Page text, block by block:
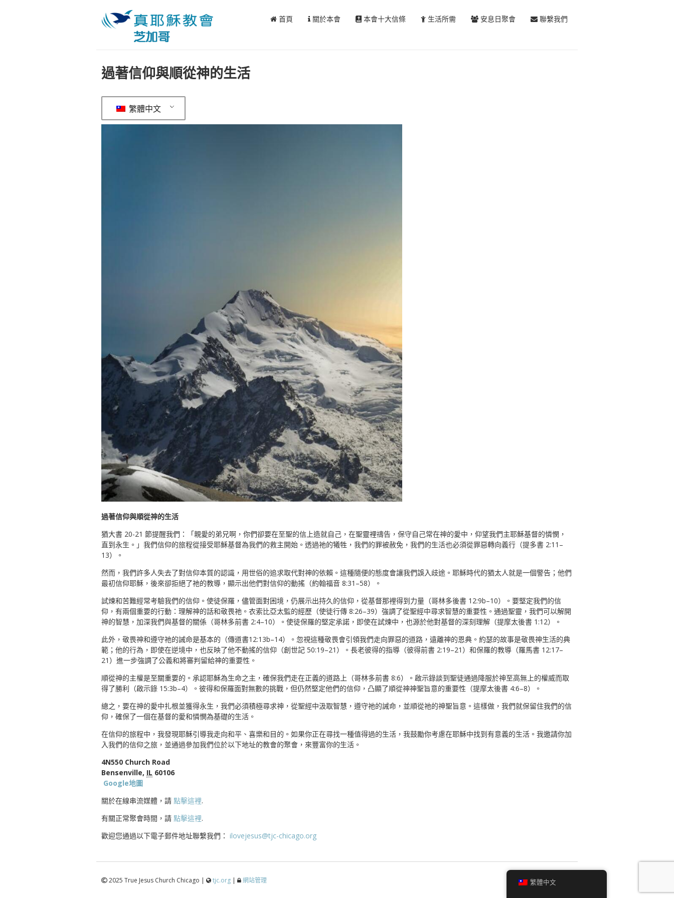
首頁 關於本會 本會十大信條 生活所需 安息日聚會 聯繫我們
過著信仰與順從神的生活
繁體中文
過著信仰與順從神的生活
猶大書 20-21 節提醒我們：「親愛的弟兄啊，你們卻要在至聖的信上造就自己，在聖靈裡禱告，保守自己常在神的愛中，仰望我們主耶穌基督的憐憫，
直到永生。」我們信仰的旅程從接受耶穌基督為我們的救主開始。透過祂的犧牲，我們的罪被赦免，我們的生活也必須從罪惡轉向義行（提多書 2:11–
13）。
然而，我們許多人失去了對信仰本質的認識，用世俗的追求取代對神的依賴。這種隨便的態度會讓我們誤入歧途。耶穌時代的猶太人就是一個警告；他們
最初信仰耶穌，後來卻拒絕了祂的教導，顯示出他們對信仰的動搖（約翰福音 8:31–58）。
試煉和苦難經常考驗我們的信仰。使徒保羅，儘管面對困境，仍展示出持久的信仰，從基督那裡得到力量（哥林多後書 12:9b–10）。要堅定我們的信
仰，有兩個重要的行動：理解神的話和敬畏祂。衣索比亞太監的經歷（使徒行傳 8:26–39）強調了從聖經中尋求智慧的重要性。通過聖靈，我們可以解開
神的智慧，加深我們與基督的關係（哥林多前書 2:4–10）。使徒保羅的堅定承諾，即使在試煉中，也源於他對基督的深刻理解（提摩太後書 1:12）。
此外，敬畏神和遵守祂的誡命是基本的（傳道書12:13b–14）。忽視這種敬畏會引領我們走向罪惡的道路，遠離神的恩典。約瑟的故事是敬畏神生活的典
範；他的行為，即使在逆境中，也反映了他不動搖的信仰（創世記 50:19–21）。長老彼得的指導（彼得前書 2:19–21）和保羅的教導（羅馬書 12:17–
21）進一步強調了公義和將審判留給神的重要性。
順從神的主權是至關重要的。承認耶穌為生命之主，確保我們走在正義的道路上（哥林多前書 8:6）。啟示錄談到聖徒通過降服於神至高無上的權威而取
得了勝利（啟示錄 15:3b–4）。彼得和保羅面對無數的挑戰，但仍然堅定他們的信仰，凸顯了順從神神聖旨意的重要性（提摩太後書 4:6–8）。
總之，要在神的愛中扎根並獲得永生，我們必須積極尋求神，從聖經中汲取智慧，遵守祂的誡命，並順從祂的神聖旨意。這樣做，我們就保留住我們的信
仰，確保了一個在基督的愛和憐憫為基礎的生活。
在信仰的旅程中，我發現耶穌引導我走向和平、喜樂和目的。如果你正在尋找一種值得過的生活，我鼓勵你考慮在耶穌中找到有意義的生活。我邀請你加
入我們的信仰之旅，並通過參加我們位於以下地址的教會的聚會，來豐富你的生活。
4N550 Church Road
Bensenville, IL 60106
Google地圖
關於在線串流媒體，請 點擊這裡.
有關正常聚會時間，請 點擊這裡.
歡迎您通過以下電子郵件地址聯繫我們： ilovejesus@tjc-chicago.org
2025 True Jesus Church Chicago | tjc.org | 網站管理 繁體中文